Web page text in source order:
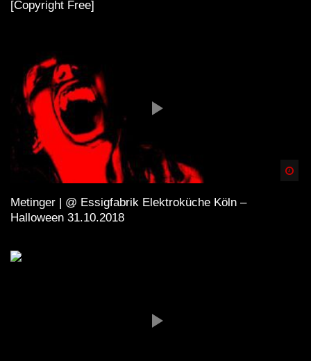
[Copyright Free]
Metinger | @ Essigfabrik Elektroküche Köln –
Halloween 31.10.2018